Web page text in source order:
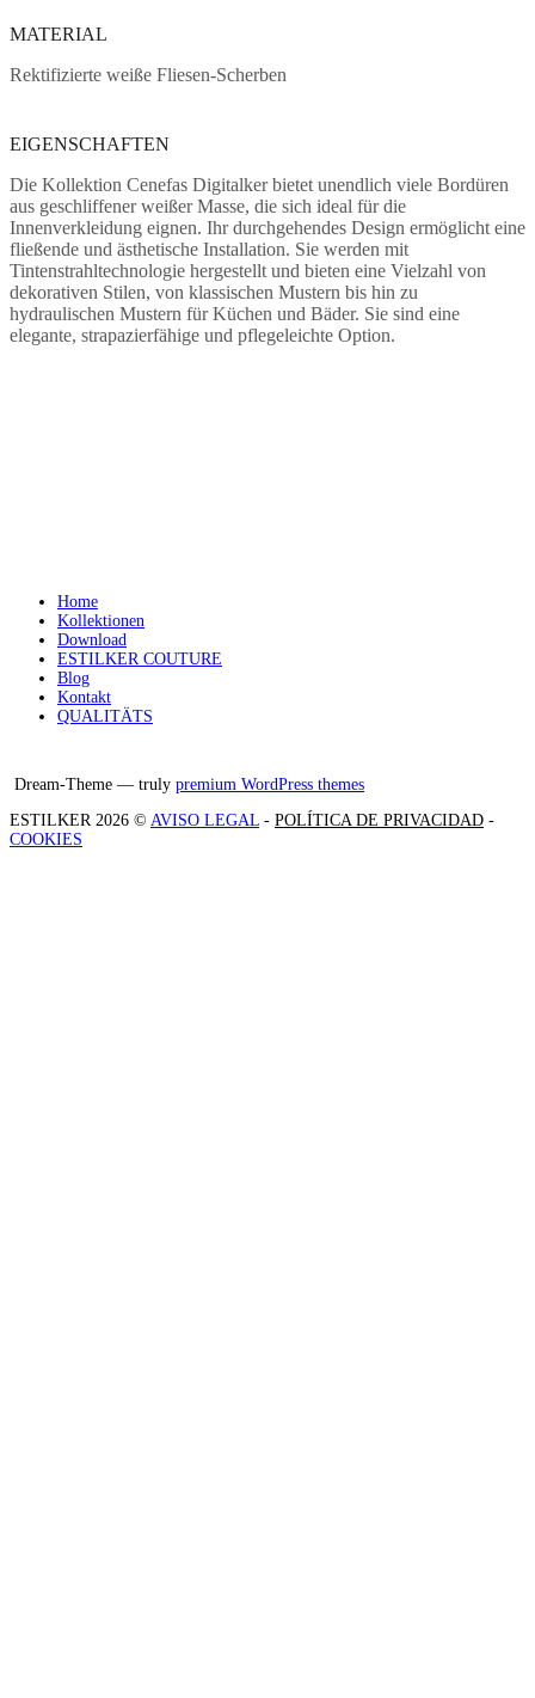
MATERIAL
Rektifizierte weiße Fliesen-Scherben
EIGENSCHAFTEN
Die Kollektion Cenefas Digitalker bietet unendlich viele Bordüren
aus geschliffener weißer Masse, die sich ideal für die
Innenverkleidung eignen. Ihr durchgehendes Design ermöglicht eine
fließende und ästhetische Installation. Sie werden mit
Tintenstrahltechnologie hergestellt und bieten eine Vielzahl von
dekorativen Stilen, von klassischen Mustern bis hin zu
hydraulischen Mustern für Küchen und Bäder. Sie sind eine
elegante, strapazierfähige und pflegeleichte Option.
Home
Kollektionen
Download
ESTILKER COUTURE
Blog
Kontakt
QUALITÄTS
Dream-Theme — truly premium WordPress themes
ESTILKER 2026 © AVISO LEGAL - POLÍTICA DE PRIVACIDAD -
COOKIES